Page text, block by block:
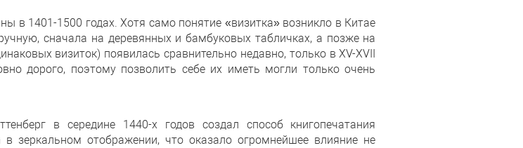
в 1401-1500 годах. Хотя само понятие «визитка» возникло в Китае
сначала на деревянных и бамбуковых табличках, а позже на
визиток) появилась сравнительно недавно, только в XV-XVII
дорого, поэтому позволить себе их иметь могли только очень
в середине 1440-х годов создал способ книгопечатания
отображении, что оказало огромнейшее влияние не